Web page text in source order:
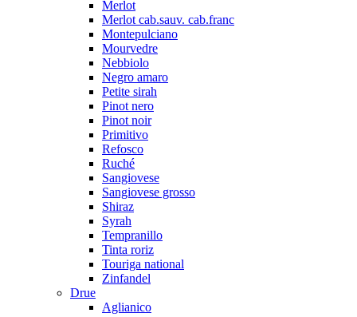
Merlot
Merlot cab.sauv. cab.franc
Montepulciano
Mourvedre
Nebbiolo
Negro amaro
Petite sirah
Pinot nero
Pinot noir
Primitivo
Refosco
Ruché
Sangiovese
Sangiovese grosso
Shiraz
Syrah
Tempranillo
Tinta roriz
Touriga national
Zinfandel
Drue
Aglianico